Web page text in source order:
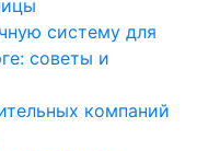
систему для
советы и
компаний